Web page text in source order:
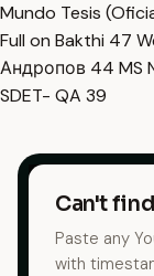
Mundo Tesis
Full on Bakthi 47
Андропов 44 MS
SDET- QA 39
Can't
Paste any
with